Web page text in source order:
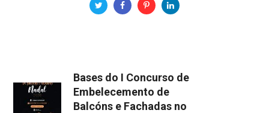
Bases do I Concurso de
Embelecemento de
Balcóns e Fachadas no